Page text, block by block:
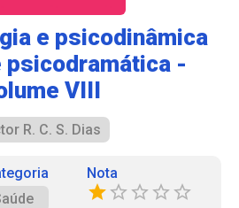
e psicodinâmica
psicodramática -
VIII
R. C. S. Dias
Nota